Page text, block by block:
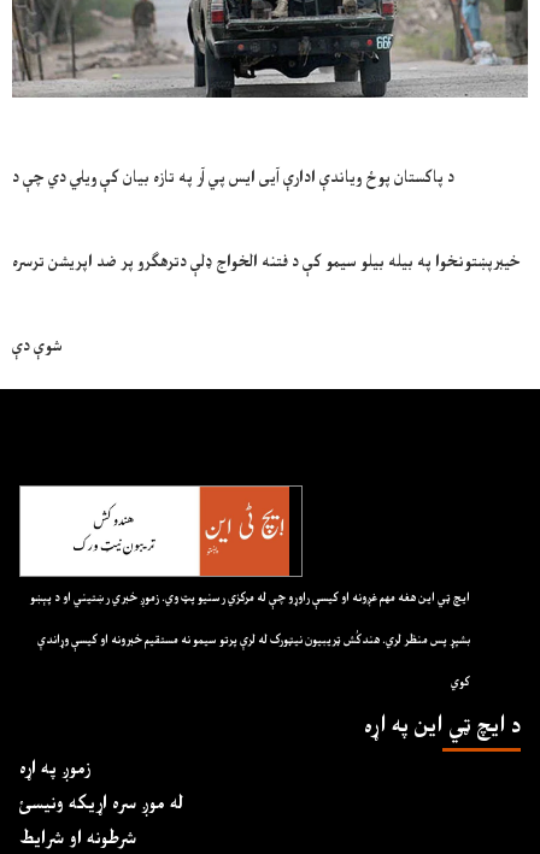
د پاکستان پوځ ویاندې ادارې آیی ایس پي آر په تازه بیان کې ویلي دي چې د
خیبرپښتونخوا په بیله بیلو سیمو کې د فتنه الخواج ډلې دترهګرو پر ضد اپریشن ترسره
شوې دې
ايچ ټي اين هغه مهم غږونه او کيسې راوړو چې له مرکزي رسنيو پټ وي. زموږ خبري رښتيني او د پېښو
بشپړ پس منظر لري. هندکُش ټريبيون نيټورک له لرې پرتو سيمو نه مستقيم خبرونه او کيسې وړاندې
کوي
د ايچ ټي اين په اړه
زموږ په اړه
له موږ سره اړیکه ونیسئ
شرطونه او شرایط